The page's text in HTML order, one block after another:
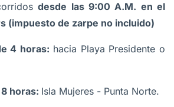
desde las 9:00 A.M. en el
(impuesto de zarpe no incluido)
4 horas: hacia Playa Presidente o
horas: Isla Mujeres - Punta Norte.